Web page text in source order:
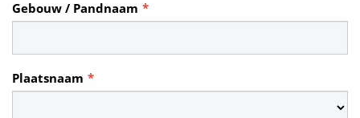
Gebouw / Pandnaam *
Plaatsnaam *